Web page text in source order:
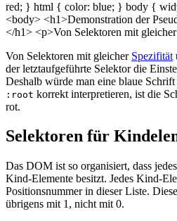
red; } html { color: blue; } body {
<body> <h1>Demonstration der
</h1> <p>Von Selektoren mit
Von Selektoren mit gleicher Spezifität
der letztaufgeführte Selektor die
Deshalb würde man eine blaue
:root korrekt interpretieren, ist die
rot.
Selektoren für
Das DOM ist so organisiert, dass
Kind-Elemente besitzt. Jedes Kind-
Positionsnummer in dieser Liste.
übrigens mit 1, nicht mit 0.